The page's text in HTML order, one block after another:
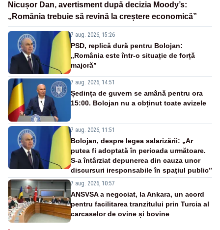
Nicușor Dan, avertisment după decizia Moody’s:
„România trebuie să revină la creștere economică”
7 aug. 2026, 15:26
PSD, replică dură pentru Bolojan:
„România este într-o situație de forță
majoră”
7 aug. 2026, 14:51
Ședința de guvern se amână pentru ora
15:00. Bolojan nu a obținut toate avizele
7 aug. 2026, 11:51
Bolojan, despre legea salarizării: „Ar
putea fi adoptată în perioada următoare.
S-a întârziat depunerea din cauza unor
discursuri iresponsabile în spaţiul public”
7 aug. 2026, 10:57
ANSVSA a negociat, la Ankara, un acord
pentru facilitarea tranzitului prin Turcia al
carcaselor de ovine și bovine